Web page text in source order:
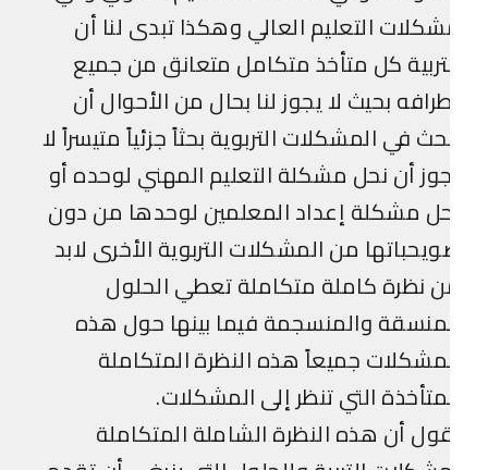
التعليم العالي وهكذا تبدى لنا أن
كل متأخذ متكامل متعانق من جميع
بحيث لا يجوز لنا بحال من الأحوال أن
في المشكلات التربوية بحثاً جزئياً متيسراً لا
أن نحل مشكلة التعليم المهني لوحده أو
مشكلة إعداد المعلمين لوحدها من دون
من المشكلات التربوية الأخرى لابد
نظرة كاملة متكاملة تعطي الحلول
والمنسجمة فيما بينها حول هذه
جميعاً هذه النظرة المتكاملة
التي تنظر إلى المشكلات.
أن هذه النظرة الشاملة المتكاملة